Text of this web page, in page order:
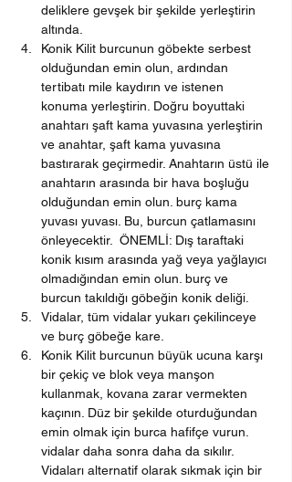
deliklere gevşek bir şekilde yerleştirin
altında.
Konik Kilit burcunun göbekte serbest
olduğundan emin olun, ardından
tertibatı mile kaydırın ve istenen
konuma yerleştirin. Doğru boyuttaki
anahtarı şaft kama yuvasına yerleştirin
ve anahtar, şaft kama yuvasına
bastırarak geçirmedir. Anahtarın üstü ile
anahtarın arasında bir hava boşluğu
olduğundan emin olun. burç kama
yuvası yuvası. Bu, burcun çatlamasını
önleyecektir.  ÖNEMLİ: Dış taraftaki
konik kısım arasında yağ veya yağlayıcı
olmadığından emin olun. burç ve
burcun takıldığı göbeğin konik deliği.
Vidalar, tüm vidalar yukarı çekilinceye
ve burç göbeğe kare.
Konik Kilit burcunun büyük ucuna karşı
bir çekiç ve blok veya manşon
kullanmak, kovana zarar vermekten
kaçının. Düz bir şekilde oturduğundan
emin olmak için burca hafifçe vurun.
vidalar daha sonra daha da sıkılır.
Vidaları alternatif olarak sıkmak için bir